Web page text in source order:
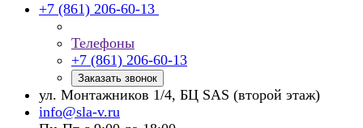
+7 (861) 206-60-13
Телефоны
+7 (861) 206-60-13
Заказать звонок
ул. Монтажников 1/4, БЦ SAS (второй этаж)
info@sla-v.ru